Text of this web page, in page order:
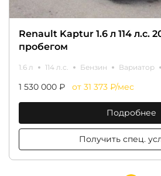
Renault Kaptur 1.6 л 114 л.с.
пробегом
1.6 л 114 л.с. Бензин Вариатор
1 530 000 ₽ от 31 373 ₽/мес
Подробнее